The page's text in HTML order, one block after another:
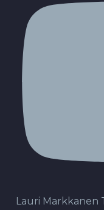
Lauri Markkanen